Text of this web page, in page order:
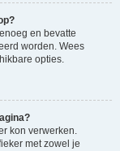
en bevatte
worden. Wees
opties.
kon verwerken.
met zowel je